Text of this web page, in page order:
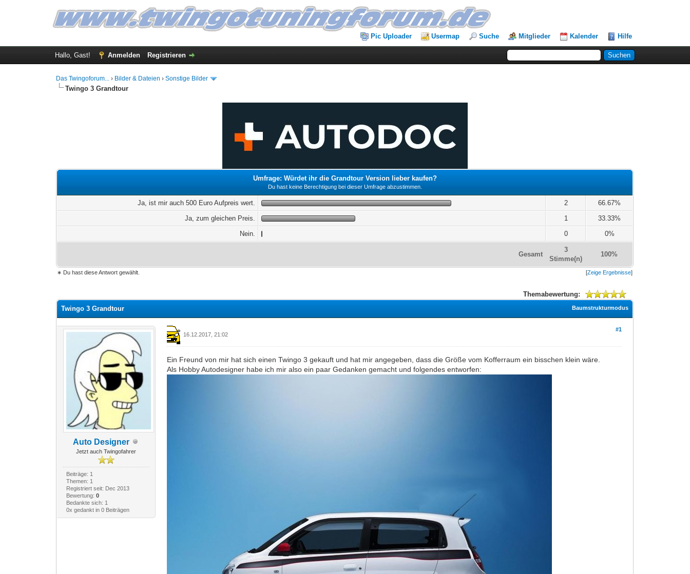
Pic Uploader Usermap Suche Mitglieder Kalender Hilfe
Hallo, Gast! Anmelden Registrieren
Das Twingoforum... › Bilder & Dateien ›Sonstige Bilder
Twingo 3 Grandtour
Umfrage: Würdet ihr die Grandtour Version lieber kaufen?
Du hast keine Berechtigung bei dieser Umfrage abzustimmen.
Ja, ist mir auch 500 Euro Aufpreis wert. 2
66.67%
Ja, zum gleichen Preis.
1
33.33%
Nein.
0 0%
Gesamt
3
Stimme(n)
100%
∗ Du hast diese Antwort gewählt. [Zeige Ergebnisse]
Themabewertung:
Baumstrukturmodus
Twingo 3 Grandtour
Auto Designer
Jetzt auch Twingofahrer
Beiträge: 1
Themen: 1
Registriert seit: Dec 2013
Bewertung: 0
Bedankte sich: 1
0x gedankt in 0 Beiträgen
#1
16.12.2017, 21:02
Ein Freund von mir hat sich einen Twingo 3 gekauft und hat mir angegeben, dass die Größe vom Kofferraum ein bisschen klein wäre.
Als Hobby Autodesigner habe ich mir also ein paar Gedanken gemacht und folgendes entworfen: